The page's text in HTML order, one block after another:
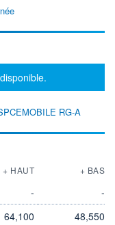
RG-A
+ HAUT + BAS
-
-
64,100
48,550